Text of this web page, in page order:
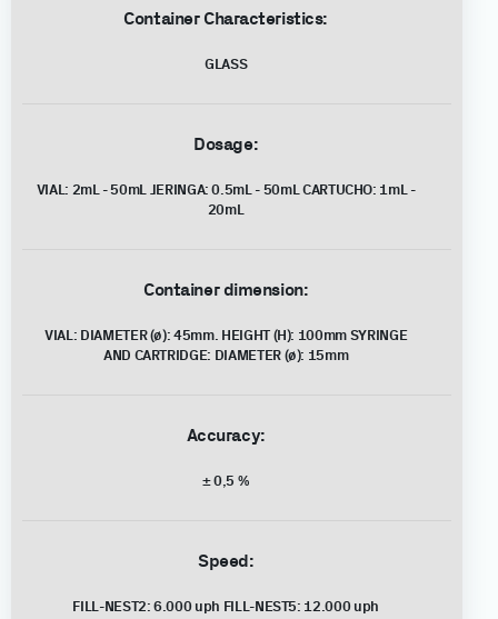
Container Characteristics:
GLASS
Dosage:
VIAL: 2mL - 50mL JERINGA: 0.5mL - 50mL CARTUCHO: 1mL -
20mL
Container dimension:
VIAL: DIAMETER (ø): 45mm. HEIGHT (H): 100mm SYRINGE
AND CARTRIDGE: DIAMETER (ø): 15mm
Accuracy:
± 0,5 %
Speed:
FILL-NEST2: 6.000 uph FILL-NEST5: 12.000 uph